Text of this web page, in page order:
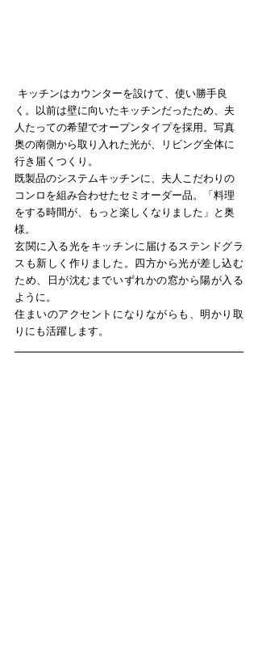
く。以前は壁に向いたキッチンだったため、夫
人たっての希望でオープンタイプを採用。写真
奥の南側から取り入れた光が、リビング全体に
行き届くつくり。
既製品のシステムキッチンに、夫人こだわりの
コンロを組み合わせたセミオーダー品。「料理
をする時間が、もっと楽しくなりました」と奥
様。
玄関に入る光をキッチンに届けるステンドグラ
スも新しく作りました。四方から光が差し込む
ため、日が沈むまでいずれかの窓から陽が入る
ように。
住まいのアクセントになりながらも、明かり取
りにも活躍します。